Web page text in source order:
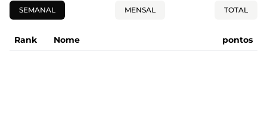
SEMANAL MENSAL TOTAL
Rank Nome pontos